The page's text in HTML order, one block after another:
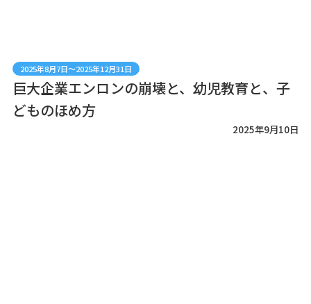
2025年8月7日～2025年12月31日
巨大企業エンロンの崩壊と、幼児教育と、子
どものほめ方
2025年9月10日